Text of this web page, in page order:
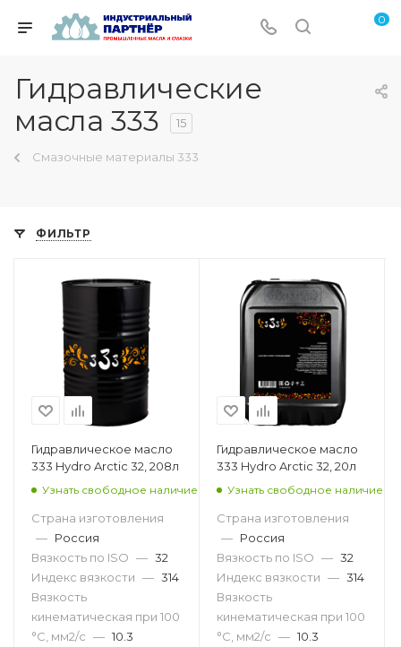
0
Гидравлические
масла 333
15
Смазочные материалы 333
ФИЛЬТР
Гидравлическое масло
333 Hydro Arctic 32, 208л
Узнать свободное наличие
Страна изготовления
— Россия
Вязкость по ISO — 32
Индекс вязкости — 314
Вязкость
кинематическая при 100
°С, мм2/с — 10.3
Гидравлическое масло
333 Hydro Arctic 32, 20л
Узнать свободное наличие
Страна изготовления
— Россия
Вязкость по ISO — 32
Индекс вязкости — 314
Вязкость
кинематическая при 100
°С, мм2/с — 10.3